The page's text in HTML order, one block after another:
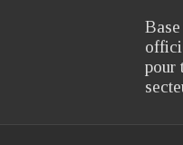
pour